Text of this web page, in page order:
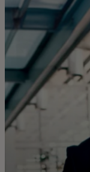
Zate
Za
Za svet
Za